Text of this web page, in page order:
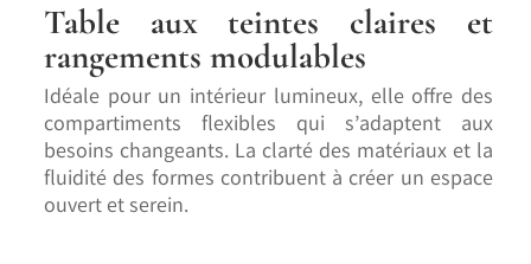
Table aux teintes claires et
rangements modulables
Idéale pour un intérieur lumineux, elle offre des
compartiments flexibles qui s’adaptent aux
besoins changeants. La clarté des matériaux et la
fluidité des formes contribuent à créer un espace
ouvert et serein.